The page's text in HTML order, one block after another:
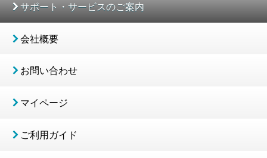
サポート・サービスのご案内
会社概要
お問い合わせ
マイページ
ご利用ガイド